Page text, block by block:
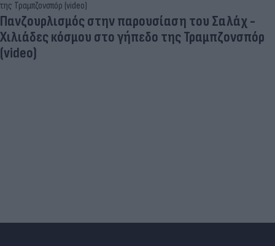
Πανζουρλισμός στην παρουσίαση του Σαλάχ -
Χιλιάδες κόσμου στο γήπεδο της Τραμπζονσπόρ
(video)